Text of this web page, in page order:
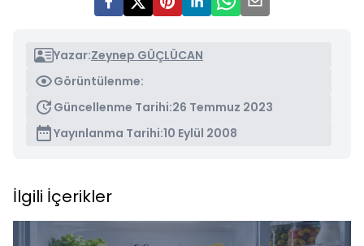
Yazar:Zeynep GÜÇLÜCAN
Görüntülenme:
Güncellenme Tarihi:26 Temmuz 2023
Yayınlanma Tarihi:10 Eylül 2008
İlgili İçerikler